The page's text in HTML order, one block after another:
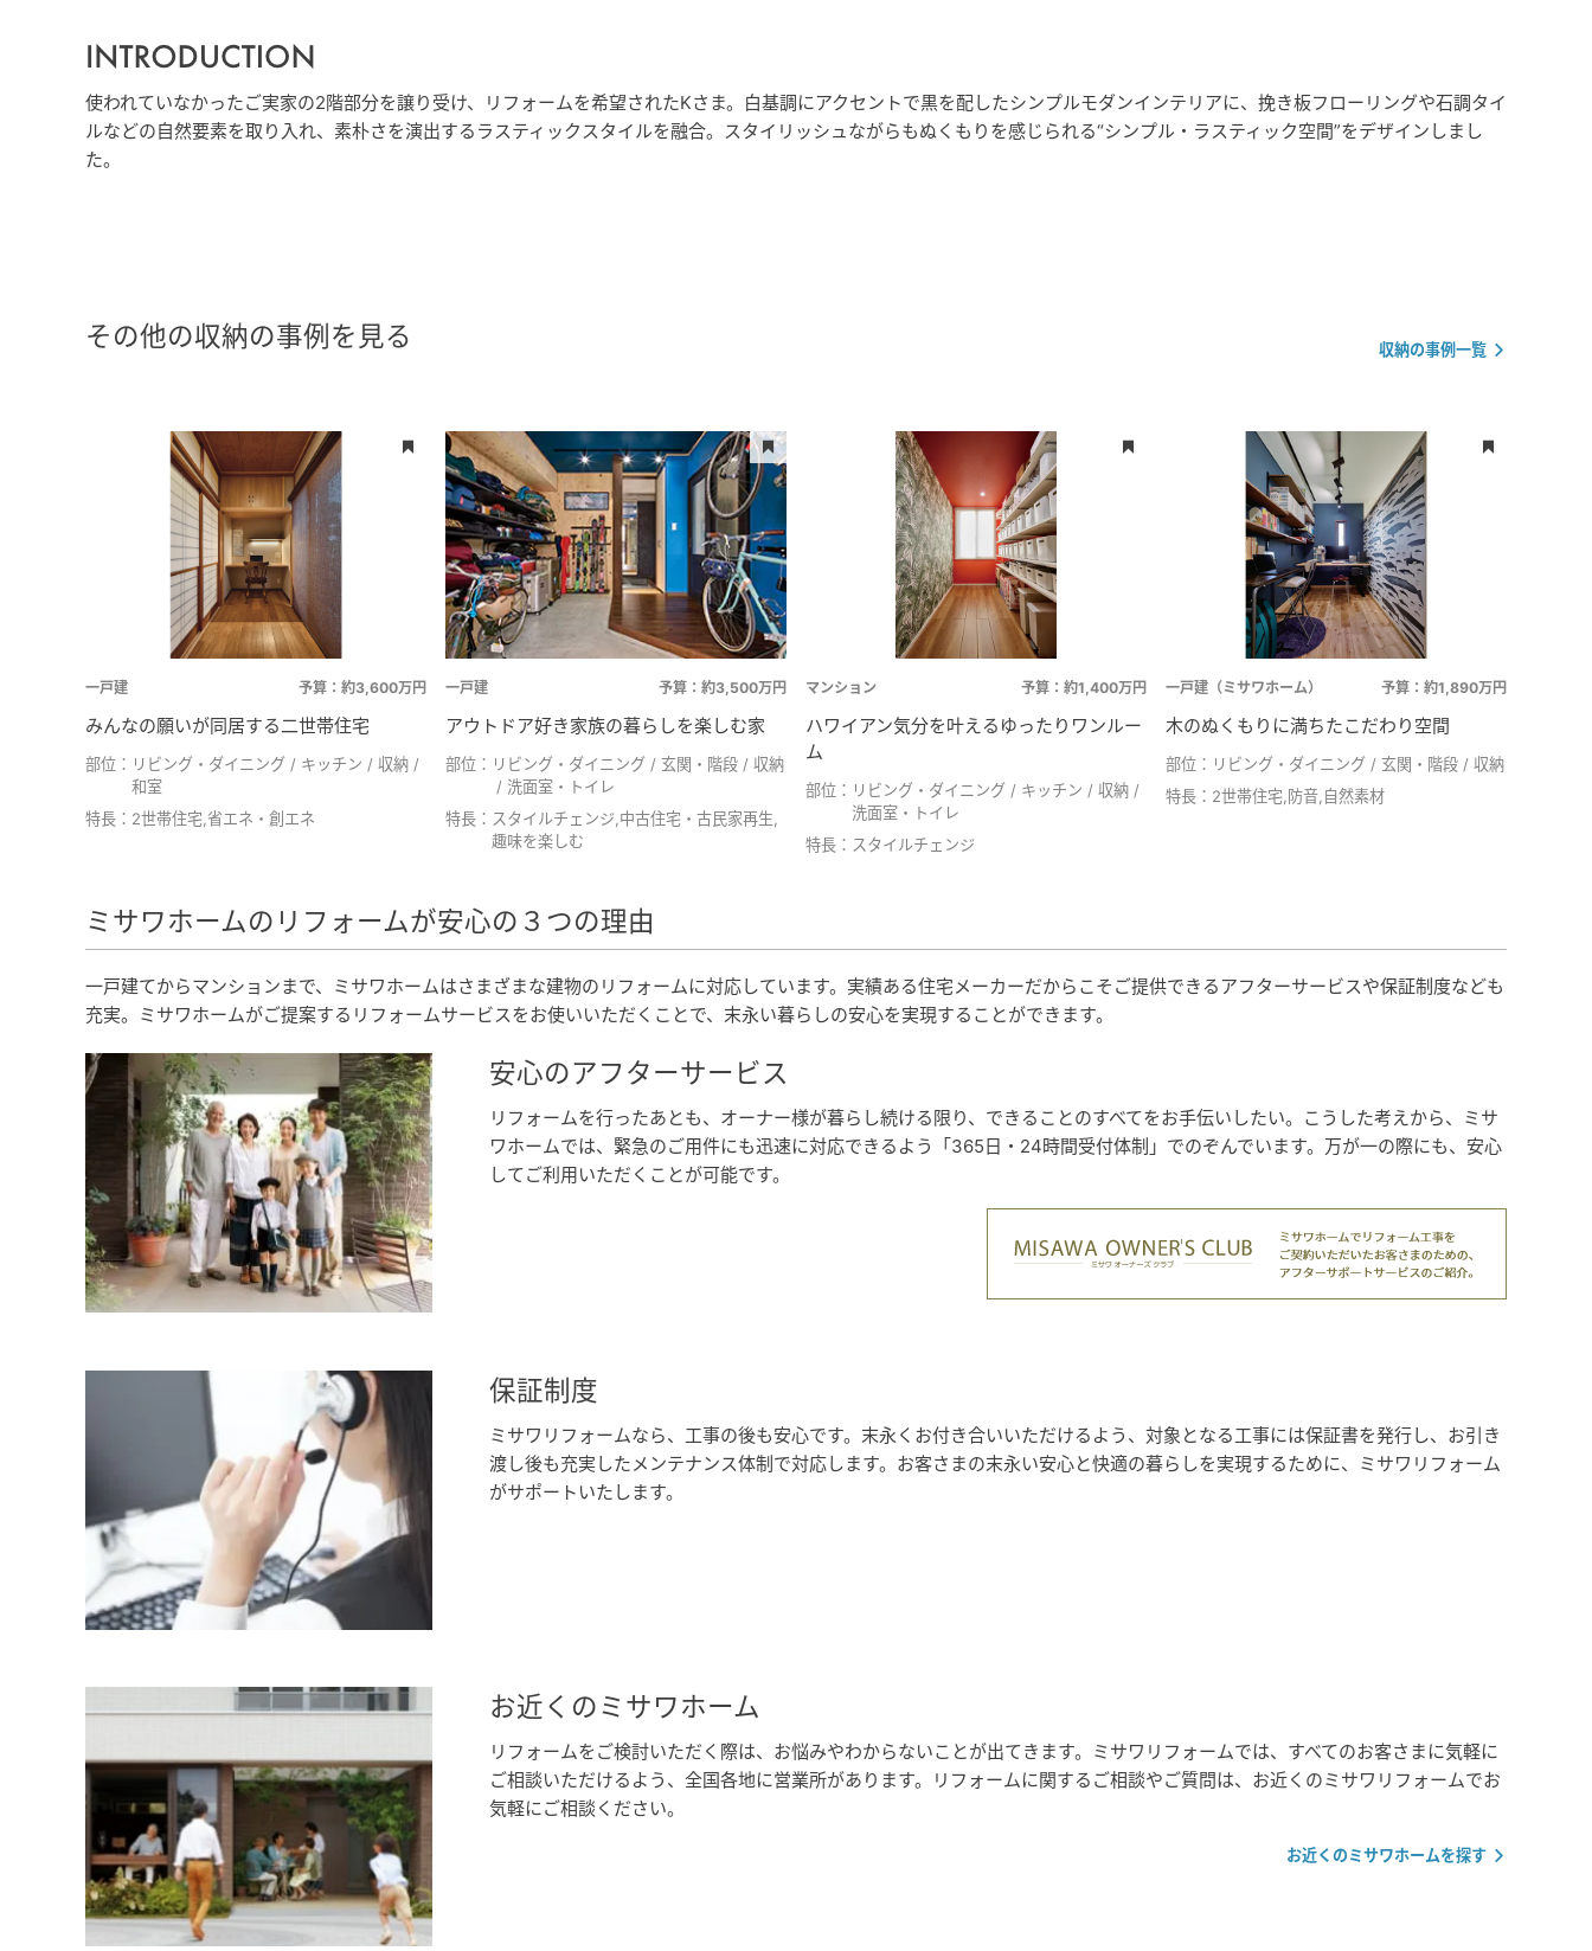
使われていなかったご実家の2階部分を譲り受け、リフォームを希望されたKさま。白基調にアクセントで黒を配したシンプルモダンインテリアに、挽き板フローリングや石調タイ
ルなどの自然要素を取り入れ、素朴さを演出するラスティックスタイルを融合。スタイリッシュながらもぬくもりを感じられる“シンプル・ラスティック空間”をデザインしまし
た。
その他の収納の事例を見る 収納の事例一覧
一戸建 予算：約3,600万円
みんなの願いが同居する二世帯住宅
部位： リビング・ダイニング キッチン
収納
和室
特長： 2世帯住宅,省エネ・創エネ
一戸建 予算：約3,500万円
アウトドア好き家族の暮らしを楽しむ家
部位： リビング・ダイニング 玄関・階段
収納
洗面室・トイレ
特長： スタイルチェンジ,中古住宅・古民家再生,
趣味を楽しむ
マンション 予算：約1,400万円
ハワイアン気分を叶えるゆったりワンルー
ム
部位： リビング・ダイニング キッチン
収納
洗面室・トイレ
特長： スタイルチェンジ
一戸建（ミサワホーム） 予算：約1,890万円
木のぬくもりに満ちたこだわり空間
部位： リビング・ダイニング 玄関・階段
収納
特長： 2世帯住宅,防音,自然素材
ミサワホームのリフォームが安心の３つの理由
一戸建てからマンションまで、ミサワホームはさまざまな建物のリフォームに対応しています。実績ある住宅メーカーだからこそご提供できるアフターサービスや保証制度なども
充実。ミサワホームがご提案するリフォームサービスをお使いいただくことで、末永い暮らしの安心を実現することができます。
安心のアフターサービス
リフォームを行ったあとも、オーナー様が暮らし続ける限り、できることのすべてをお手伝いしたい。こうした考えから、ミサ
ワホームでは、緊急のご用件にも迅速に対応できるよう「365日・24時間受付体制」でのぞんでいます。万が一の際にも、安心
してご利用いただくことが可能です。
保証制度
ミサワリフォームなら、工事の後も安心です。末永くお付き合いいただけるよう、対象となる工事には保証書を発行し、お引き
渡し後も充実したメンテナンス体制で対応します。お客さまの末永い安心と快適の暮らしを実現するために、ミサワリフォーム
がサポートいたします。
お近くのミサワホーム
リフォームをご検討いただく際は、お悩みやわからないことが出てきます。ミサワリフォームでは、すべてのお客さまに気軽に
ご相談いただけるよう、全国各地に営業所があります。リフォームに関するご相談やご質問は、お近くのミサワリフォームでお
気軽にご相談ください。
お近くのミサワホームを探す